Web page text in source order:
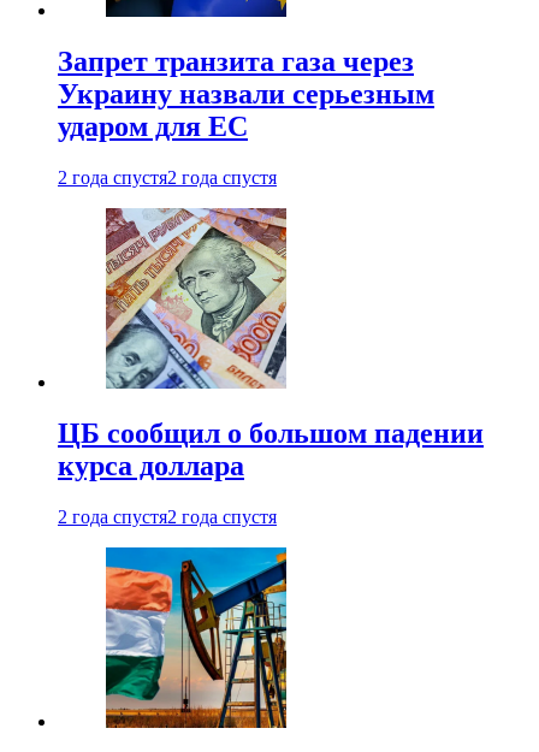
Запрет транзита газа через
Украину назвали серьезным
ударом для ЕС
2 года спустя2 года спустя
ЦБ сообщил о большом падении
курса доллара
2 года спустя2 года спустя